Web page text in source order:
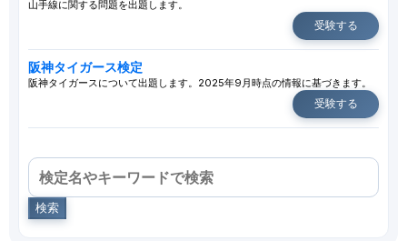
山手線に関する問題を出題します。
受験する
阪神タイガース検定
阪神タイガースについて出題します。2025年9月時点の情報に基づきます。
受験する
検索